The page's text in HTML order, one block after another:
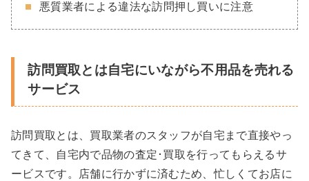
悪質業者による違法な訪問押し買いに注意
訪問買取とは自宅にいながら不用品を売れる
サービス
訪問買取とは、買取業者のスタッフが自宅まで直接やっ
てきて、自宅内で品物の査定･買取を行ってもらえるサ
ービスです​。店舗に行かずに済むため、忙しくてお店に